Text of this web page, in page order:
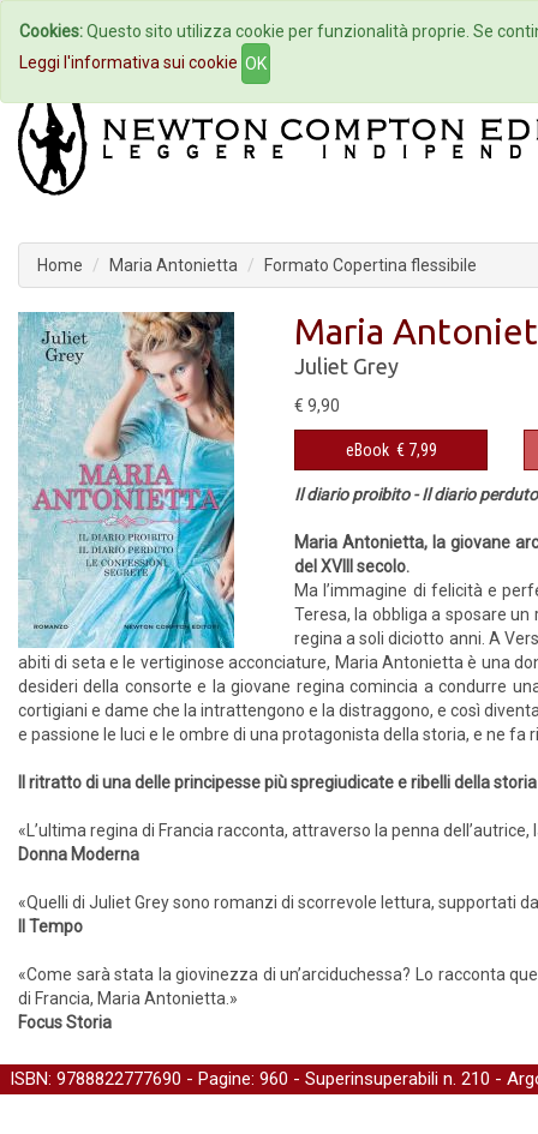
Home Autori Eventi
Home Maria Antonietta Formato Copertina flessibile
Maria
Juliet Grey
€ 9,90
eBook € 7,99
Il diario proibito - Il diario
Maria Antonietta, la giovane
del XVIII secolo.
Ma l’immagine di felicità e
Teresa, la obbliga a sposare
regina a soli diciotto anni. A
abiti di seta e le vertiginose acconciature, Maria Antonietta è una
desideri della consorte e la giovane regina comincia a condurre
cortigiani e dame che la intrattengono e la distraggono, e così
e passione le luci e le ombre di una protagonista della storia, e ne
Il ritratto di una delle principesse più spregiudicate e ribelli della storia
«L’ultima regina di Francia racconta, attraverso la penna
Donna Moderna
«Quelli di Juliet Grey sono romanzi di scorrevole lettura, supportati
Il Tempo
«Come sarà stata la giovinezza di un’arciduchessa? Lo racconta
di Francia, Maria Antonietta.»
Focus Storia
ISBN: 9788822777690 - Pagine: 960 - Superinsuperabili n. 210 -
Cookies:Questo sito utilizza cookie per funzionalità proprie. Se
Leggi l'informativa sui cookie OK